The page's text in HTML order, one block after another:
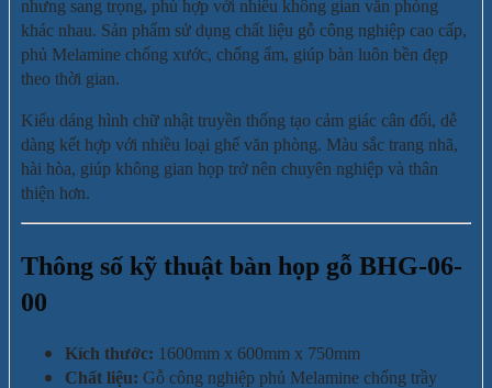
nhưng sang trọng, phù hợp với nhiều không gian văn phòng
khác nhau. Sản phẩm sử dụng chất liệu gỗ công nghiệp cao cấp,
phủ Melamine chống xước, chống ẩm, giúp bàn luôn bền đẹp
theo thời gian.
Kiểu dáng hình chữ nhật truyền thống tạo cảm giác cân đối, dễ
dàng kết hợp với nhiều loại ghế văn phòng. Màu sắc trang nhã,
hài hòa, giúp không gian họp trở nên chuyên nghiệp và thân
thiện hơn.
Thông số kỹ thuật bàn họp gỗ BHG-06-
00
Kích thước: 1600mm x 600mm x 750mm
Chất liệu: Gỗ công nghiệp phủ Melamine chống trầy